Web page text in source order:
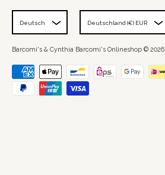
Deutsch Deutschland (€) EUR
Barcomi's & Cynthia Barcomi's Onlineshop © 2026